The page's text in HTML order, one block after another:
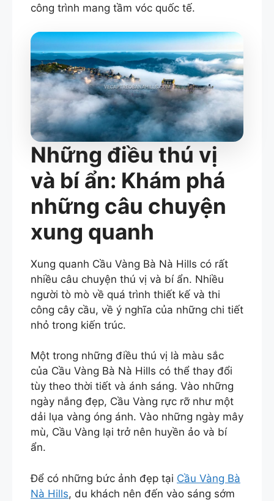
công trình mang tầm vóc quốc tế.
Những điều thú vị
và bí ẩn: Khám phá
những câu chuyện
xung quanh
Xung quanh Cầu Vàng Bà Nà Hills có rất
nhiều câu chuyện thú vị và bí ẩn. Nhiều
người tò mò về quá trình thiết kế và thi
công cây cầu, về ý nghĩa của những chi tiết
nhỏ trong kiến trúc.
Một trong những điều thú vị là màu sắc
của Cầu Vàng Bà Nà Hills có thể thay đổi
tùy theo thời tiết và ánh sáng. Vào những
ngày nắng đẹp, Cầu Vàng rực rỡ như một
dải lụa vàng óng ánh. Vào những ngày mây
mù, Cầu Vàng lại trở nên huyền ảo và bí
ẩn.
Để có những bức ảnh đẹp tại Cầu Vàng Bà
Nà Hills, du khách nên đến vào sáng sớm